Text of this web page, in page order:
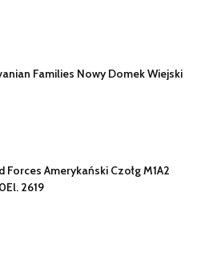
Families Nowy Domek Wiejski
Forces Amerykański Czołg M1A2
2619